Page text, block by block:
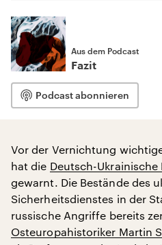
Aus dem Podcast
Fazit
Podcast abonnieren
Vor der Vernichtung
hat die Deutsch-
gewarnt. Die Bestände des
Sicherheitsdienstes in der
russische Angriffe bereits
Osteuropahistoriker Martin